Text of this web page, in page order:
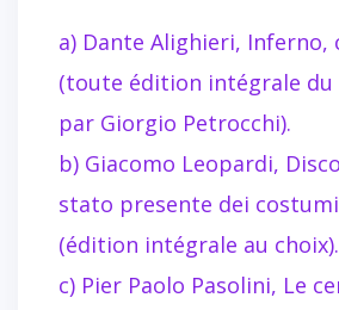
a) Dante Alighieri, Inferno,
(toute édition intégrale
par Giorgio Petrocchi).
b) Giacomo Leopardi,
stato presente dei
(édition intégrale au choix).
c) Pier Paolo Pasolini, Le